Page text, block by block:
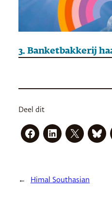
Deel dit
← Himal Southasian